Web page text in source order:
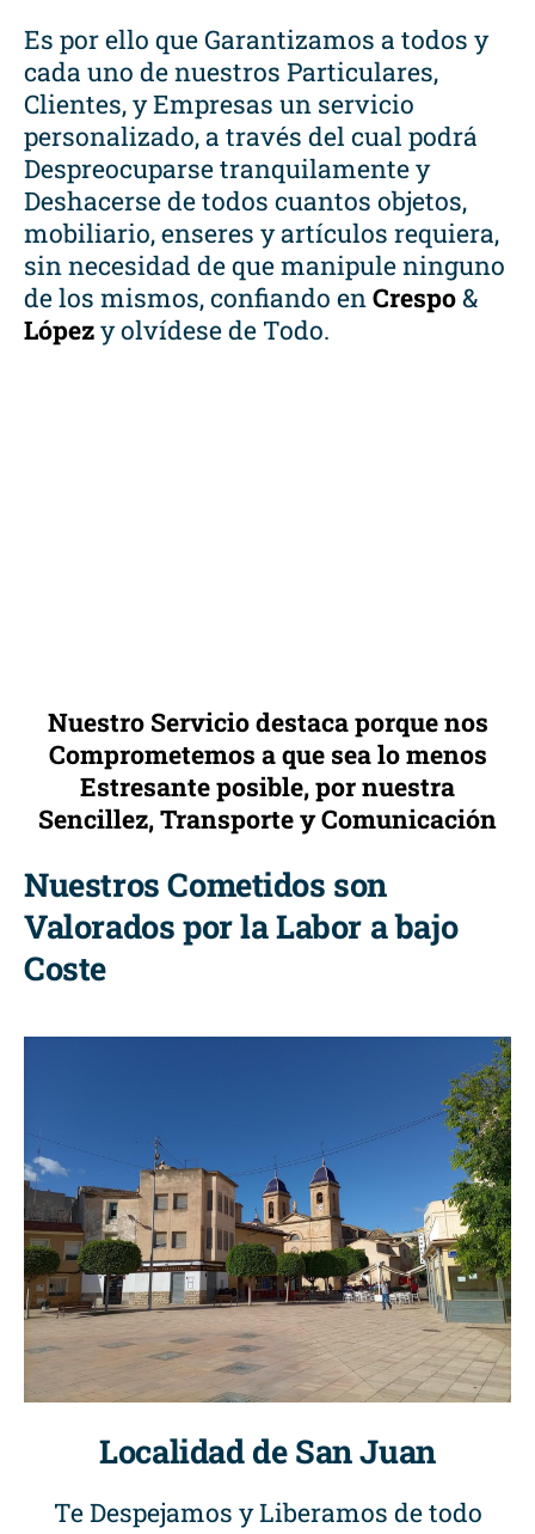
Es por ello que Garantizamos a todos y
cada uno de nuestros Particulares,
Clientes, y Empresas un servicio
personalizado, a través del cual podrá
Despreocuparse tranquilamente y
Deshacerse de todos cuantos objetos,
mobiliario, enseres y artículos requiera,
sin necesidad de que manipule ninguno
de los mismos, confiando enCrespo&
Lópezy olvídese de Todo.
Nuestro Servicio destaca porque nos
Comprometemos a que sea lo menos
Estresante posible, por nuestra
Sencillez, Transporte y Comunicación
Nuestros Cometidos son
Valorados por la Labor a bajo
Coste
Localidad de San Juan
Te Despejamos y Liberamos de todo